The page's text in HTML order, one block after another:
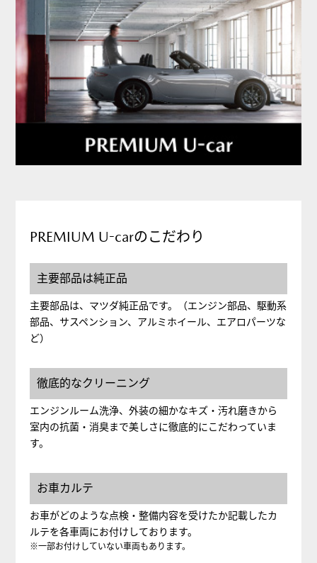
PREMIUM U-carのこだわり
主要部品は純正品
主要部品は、マツダ純正品です。（エンジン部品、駆動系
部品、サスペンション、アルミホイール、エアロパーツな
ど）
徹底的なクリーニング
エンジンルーム洗浄、外装の細かなキズ・汚れ磨きから
室内の抗菌・消臭まで美しさに徹底的にこだわっていま
す。
お車カルテ
お車がどのような点検・整備内容を受けたか記載したカ
ルテを各車両にお付けしております。
※一部お付けしていない車両もあります。